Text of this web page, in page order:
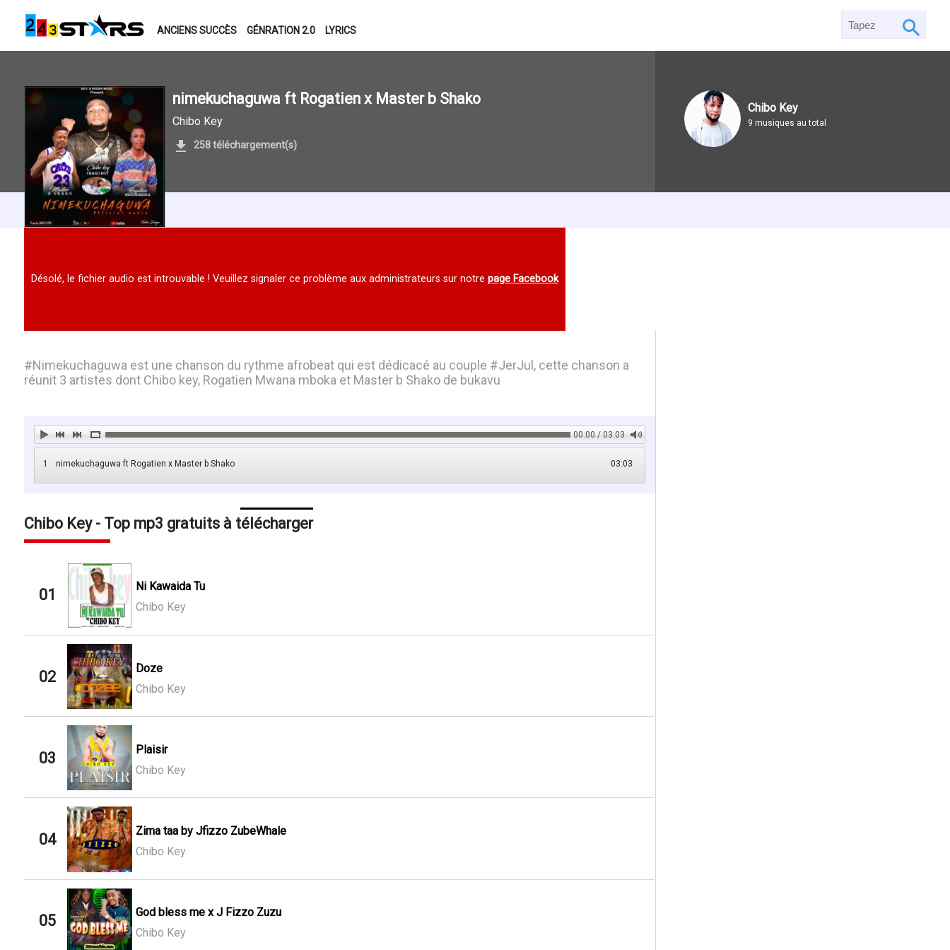
ANCIENS SUCCÈS GÉNRATION 2.0 LYRICS
nimekuchaguwa ft Rogatien x Master b Shako
Chibo Key
258 téléchargement(s)
Chibo Key
9 musiques au total
Désolé, le fichier audio est introuvable ! Veuillez signaler ce problème aux administrateurs sur notre page Facebook
#Nimekuchaguwa est une chanson du rythme afrobeat qui est dédicacé au couple #JerJul, cette chanson a
réunit 3 artistes dont Chibo key, Rogatien Mwana mboka et Master b Shako de bukavu
00:00 / 03:03
1 03:03
nimekuchaguwa ft Rogatien x Master b Shako
Chibo Key - Top mp3 gratuits à télécharger
01
Ni Kawaida Tu
Chibo Key
02
Doze
Chibo Key
03
Plaisir
Chibo Key
04
Zima taa by Jfizzo ZubeWhale
Chibo Key
05
God bless me x J Fizzo Zuzu
Chibo Key